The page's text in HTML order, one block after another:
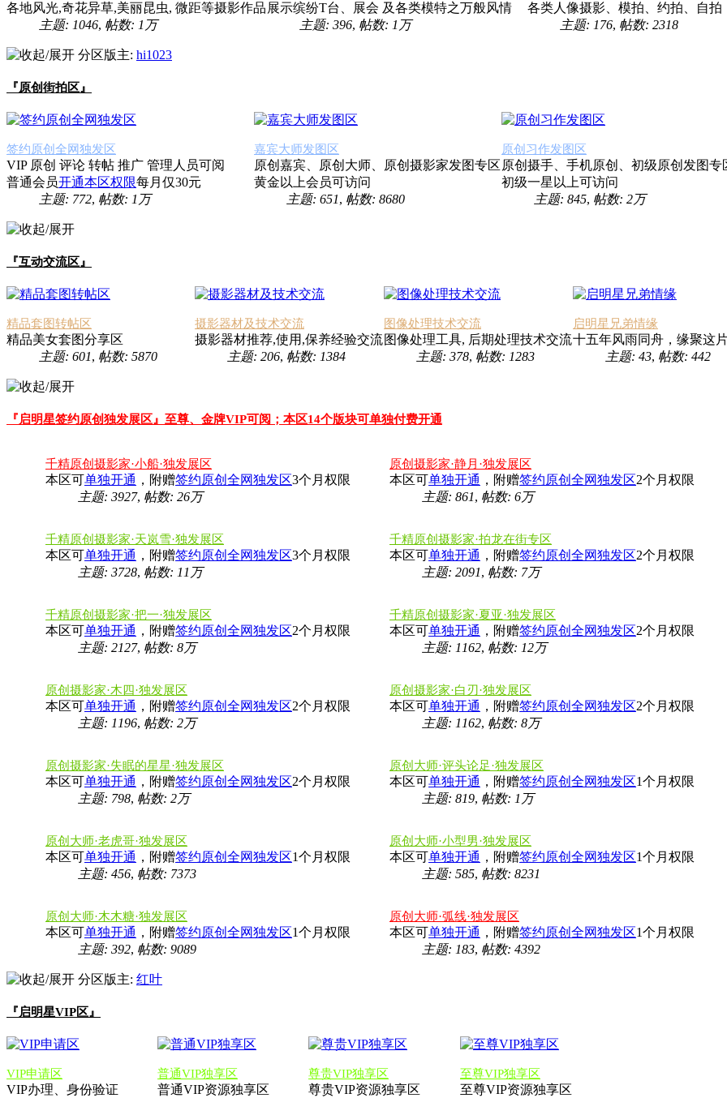
各地风光,奇花异草,美丽昆虫, 微距等摄影作品
主题: 1046, 帖数: 1万
展示缤纷T台、展会 及各类模特之万般风情
主题: 396, 帖数: 1万
各类人像摄影、模拍、约拍、自拍
主题: 176, 帖数: 2318
分区版主: hi1023
『原创街拍区』
签约原创全网独发区
VIP 原创 评论 转帖 推广 管理人员可阅
普通会员开通本区权限每月仅30元
主题: 772, 帖数: 1万
嘉宾大师发图区
原创嘉宾、原创大师、原创摄影家发图专区
黄金以上会员可访问
主题: 651, 帖数: 8680
原创习作发图区
原创摄手、手机原创、初级原创发图专
初级一星以上可访问
主题: 845, 帖数: 2万
『互动交流区』
精品套图转帖区
精品美女套图分享区
主题: 601, 帖数: 5870
摄影器材及技术交流
摄影器材推荐,使用,保养经验交流
主题: 206, 帖数: 1384
图像处理技术交流
图像处理工具, 后期处理技术交流
主题: 378, 帖数: 1283
启明星兄弟情缘
十五年风雨同舟，缘聚这
主题: 43, 帖数: 442
『启明星签约原创独发展区』至尊、金牌VIP可阅；本区14个版块可单独付费开通
千精原创摄影家·小船·独发展区
本区可单独开通 ，附赠签约原创全网独发区3个月权限
主题: 3927, 帖数: 26万
原创摄影家·静月·独发展区
本区可单独开通 ，附赠签约原创全网独发区2个月权限
主题: 861, 帖数: 6万
千精原创摄影家·天岚雪·独发展区
本区可单独开通 ，附赠签约原创全网独发区3个月权限
主题: 3728, 帖数: 11万
千精原创摄影家·拍龙在街专区
本区可单独开通 ，附赠签约原创全网独发区2个月权限
主题: 2091, 帖数: 7万
千精原创摄影家·把一·独发展区
本区可单独开通 ，附赠签约原创全网独发区2个月权限
主题: 2127, 帖数: 8万
千精原创摄影家·夏亚·独发展区
本区可单独开通 ，附赠签约原创全网独发区2个月权限
主题: 1162, 帖数: 12万
原创摄影家·木四·独发展区
本区可单独开通 ，附赠签约原创全网独发区2个月权限
主题: 1196, 帖数: 2万
原创摄影家·白刃·独发展区
本区可单独开通 ，附赠签约原创全网独发区2个月权限
主题: 1162, 帖数: 8万
原创摄影家·失眠的星星·独发展区
本区可单独开通 ，附赠签约原创全网独发区2个月权限
主题: 798, 帖数: 2万
原创大师·评头论足·独发展区
本区可单独开通 ，附赠签约原创全网独发区1个月权限
主题: 819, 帖数: 1万
原创大师·老虎哥·独发展区
本区可单独开通 ，附赠签约原创全网独发区1个月权限
主题: 456, 帖数: 7373
原创大师·小型男·独发展区
本区可单独开通 ，附赠签约原创全网独发区1个月权限
主题: 585, 帖数: 8231
原创大师·木木糖·独发展区
本区可单独开通 ，附赠签约原创全网独发区1个月权限
主题: 392, 帖数: 9089
原创大师·弧线·独发展区
本区可单独开通 ，附赠签约原创全网独发区1个月权限
主题: 183, 帖数: 4392
分区版主: 红叶
『启明星VIP区』
VIP申请区
VIP办理、身份验证
普通VIP独享区
普通VIP资源独享区
尊贵VIP独享区
尊贵VIP资源独享区
至尊VIP独享区
至尊VIP资源独享区